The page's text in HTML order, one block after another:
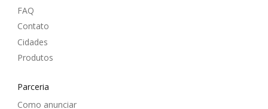
FAQ
Contato
Cidades
Produtos
Parceria
Como anunciar